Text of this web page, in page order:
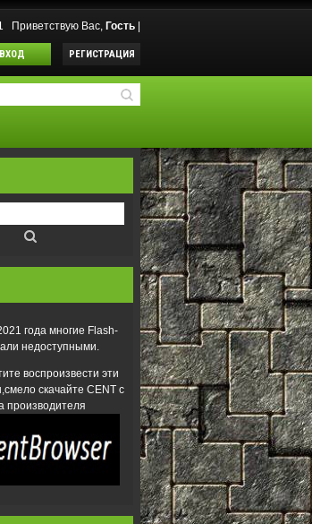
Приветствую Вас, Гость
ВХОД РЕГИСТРАЦИЯ
года многие Flash-
недоступными.
воспроизвести эти
скачайте CENT с
производителя